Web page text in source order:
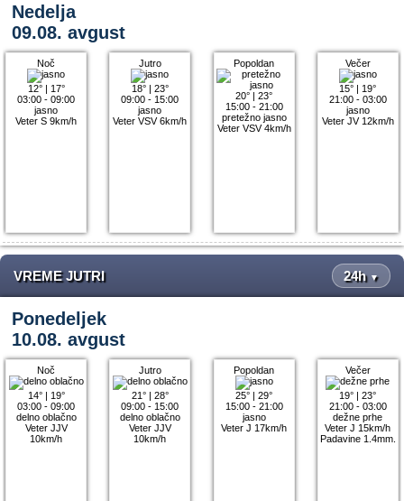
Nedelja
09.08. avgust
Noč
12°| 17°
03:00 - 09:00
jasno
Veter S 9km/h
Jutro
18°| 23°
09:00 - 15:00
jasno
Veter VSV 6km/h
Popoldan
20° |23°
15:00 - 21:00
pretežno jasno
Veter VSV 4km/h
Večer
15° | 19°
21:00 - 03:00
jasno
Veter JV 12km/h
VREME JUTRI 24h ▼
Ponedeljek
10.08. avgust
Noč
14°| 19°
03:00 - 09:00
delno oblačno
Veter JJV
10km/h
Jutro
21°| 28°
09:00 - 15:00
delno oblačno
Veter JJV
10km/h
Popoldan
25° |29°
15:00 - 21:00
jasno
Veter J 17km/h
Večer
19° |23°
21:00 - 03:00
dežne prhe
Veter J 15km/h
Padavine 1.4mm.